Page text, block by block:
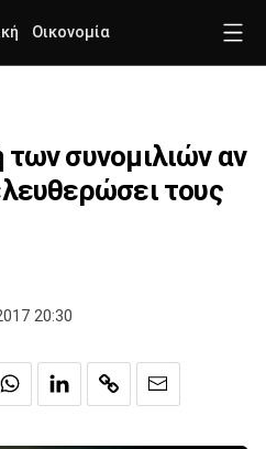
Οικονομία
συνομιλιών αν
τους
20:30